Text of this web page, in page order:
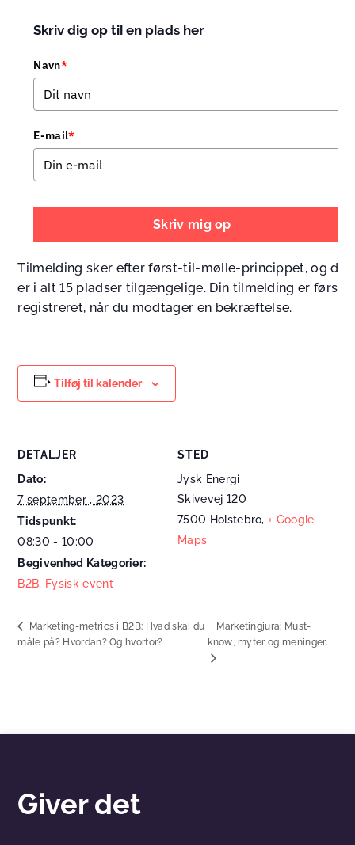
Skriv dig op til en plads her
Navn*
E-mail*
Skriv mig op
Tilmelding sker efter først-til-mølle-princippet, og der
er i alt 15 pladser tilgængelige. Din tilmelding er først
registreret, når du modtager en bekræftelse.
Tilføj til kalender
DETALJER
Dato:
7 september , 2023
Tidspunkt:
08:30 - 10:00
Begivenhed Kategorier:
B2B, Fysisk event
STED
Jysk Energi
Skivevej 120
7500 Holstebro, + Google
Maps
Marketing-metrics i B2B: Hvad skal du
måle på? Hvordan? Og hvorfor?
Marketingjura: Must-
know, myter og meninger.
Giver det